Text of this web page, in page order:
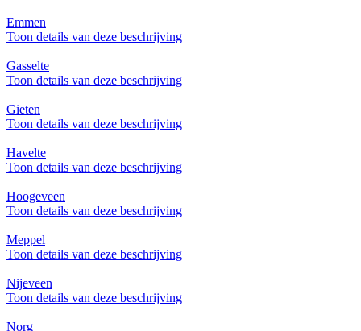
Emmen
Toon details van deze beschrijving
Gasselte
Toon details van deze beschrijving
Gieten
Toon details van deze beschrijving
Havelte
Toon details van deze beschrijving
Hoogeveen
Toon details van deze beschrijving
Meppel
Toon details van deze beschrijving
Nijeveen
Toon details van deze beschrijving
Norg